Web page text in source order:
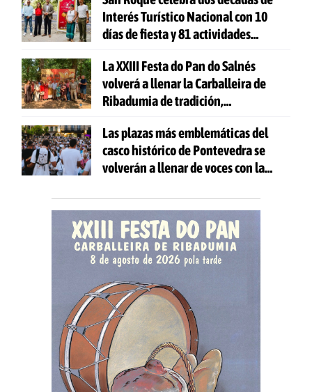
Interés Turístico Nacional con 10
días de fiesta y 81 actividades
La XXIII Festa do Pan do Salnés
volverá a llenar la Carballeira de
Ribadumia de tradición,
todas las edades
Las plazas más emblemáticas del
casco histórico de Pontevedra se
volverán a llenar de voces con la